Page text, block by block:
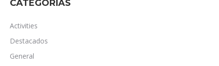
CATEGORÍAS
Activities
Destacados
General